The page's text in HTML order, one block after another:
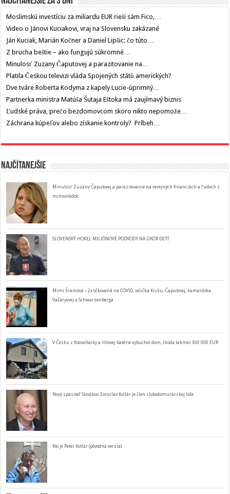
Moslimskú investíciu za miliardu EUR rieši sám Fico,…
Video o Jánovi Kuciakovi, vraj na Slovensku zakázané
Ján Kuciak, Marián Kočner a Daniel Lipšic: čo túto…
Z brucha beštie – ako fungujú súkromné…
Minulosť Zuzany Čaputovej a parazitovanie na…
Platila Českou televizi vláda Spojených států amerických?
Dve tváre Roberta Kodyma z kapely Lucie-úprimný…
Partnerka ministra Matúša Šutaja Eštoka má zaujímavý biznis
Ľudské práva, prečo bezdomovcom skoro nikto nepomože…
Záchrana kúpeľov alebo získanie kontroly? Príbeh…
Najčítanejšie
Minulosť Zuzany Čaputovej a parazitovanie na verejných financiách a ľudoch z
mimovládok
SLOVENSKÝ HOKEJ: MILIÓNOVÉ PODVODY NA ÚKOR DETÍ
Mimi Šramová – 2x očkovaná na COVID, volička Kisku, Čaputovej, kamarátka
Vašáryovej a Schwarzenberga
V Česku z fotovoltaiky a lítiovej batérie vybuchol dom, škoda takmer 300 000 EUR
Nový spasiteľ Slovákov Zoroslav Kollár je člen slobodomurárskej lóže
Kto je Peter Kotlár (pôvodná verzia)